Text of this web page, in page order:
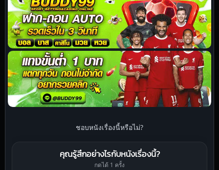
ชอบหนังเรื่องนี้หรือไม่?
คุณรู้สึกอย่างไรกับหนังเรื่องนี้?
กดได้ 1 ครั้ง